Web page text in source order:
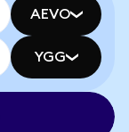
AEVO
YGG